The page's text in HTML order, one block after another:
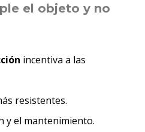
el objeto y no
incentiva a las
resistentes.
y el mantenimiento.